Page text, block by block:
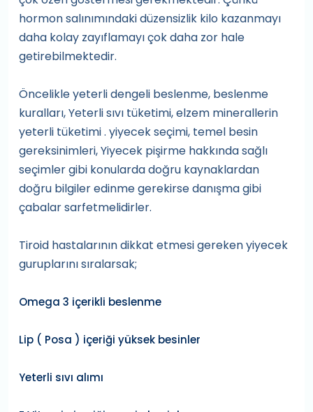
hormon salınımındaki düzensizlik kilo kazanmayı
daha kolay zayıflamayı çok daha zor hale
getirebilmektedir.
Öncelikle yeterli dengeli beslenme, beslenme
kuralları, Yeterli sıvı tüketimi, elzem minerallerin
yeterli tüketimi . yiyecek seçimi, temel besin
gereksinimleri, Yiyecek pişirme hakkında sağlı
seçimler gibi konularda doğru kaynaklardan
doğru bilgiler edinme gerekirse danışma gibi
çabalar sarfetmelidirler.
Tiroid hastalarının dikkat etmesi gereken yiyecek
guruplarını sıralarsak;
Omega 3 içerikli beslenme
Lip ( Posa ) içeriği yüksek besinler
Yeterli sıvı alımı